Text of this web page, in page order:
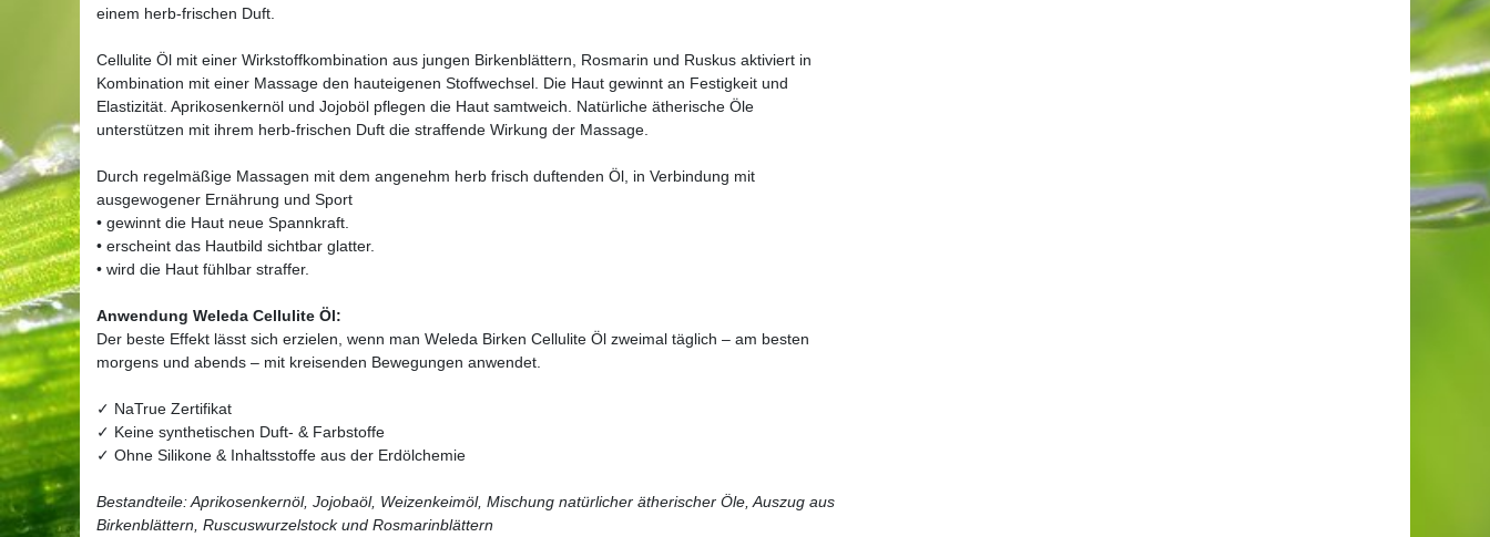
einem herb-frischen Duft.
Cellulite Öl mit einer Wirkstoffkombination aus jungen Birkenblättern, Rosmarin und Ruskus aktiviert in
Kombination mit einer Massage den hauteigenen Stoffwechsel. Die Haut gewinnt an Festigkeit und
Elastizität. Aprikosenkernöl und Jojoböl pflegen die Haut samtweich. Natürliche ätherische Öle
unterstützen mit ihrem herb-frischen Duft die straffende Wirkung der Massage.
Durch regelmäßige Massagen mit dem angenehm herb frisch duftenden Öl, in Verbindung mit
ausgewogener Ernährung und Sport
• gewinnt die Haut neue Spannkraft.
• erscheint das Hautbild sichtbar glatter.
• wird die Haut fühlbar straffer.
Anwendung Weleda Cellulite Öl:
Der beste Effekt lässt sich erzielen, wenn man Weleda Birken Cellulite Öl zweimal täglich – am besten
morgens und abends – mit kreisenden Bewegungen anwendet.
✓ NaTrue Zertifikat
✓ Keine synthetischen Duft- & Farbstoffe
✓ Ohne Silikone & Inhaltsstoffe aus der Erdölchemie
Bestandteile: Aprikosenkernöl, Jojobaöl, Weizenkeimöl, Mischung natürlicher ätherischer Öle, Auszug aus
Birkenblättern, Ruscuswurzelstock und Rosmarinblättern